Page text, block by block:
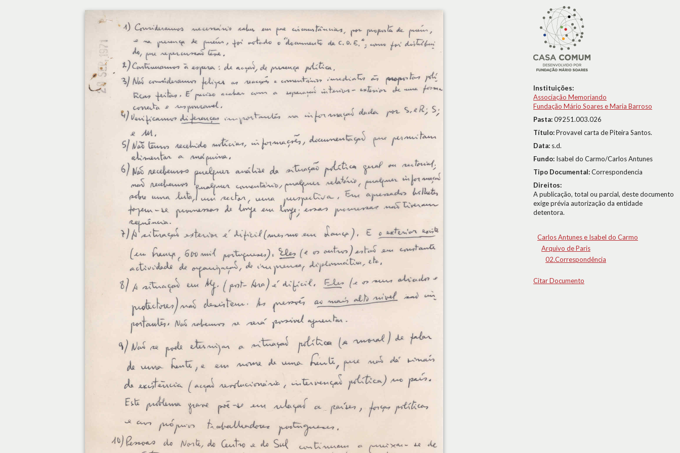
Instituições:
Associação Memoriando
Fundação Mário Soares e Maria Barroso
Pasta:09251.003.026
Título:Provavel carta de Piteira Santos.
Data: s.d.
Fundo: Isabel do Carmo/Carlos Antunes
Tipo Documental:Correspondencia
Direitos:
A publicação, total ou parcial, deste documento
exige prévia autorização da entidade
detentora.
Carlos Antunes e Isabel do Carmo
Arquivo de Paris
02.Correspondência
Citar Documento